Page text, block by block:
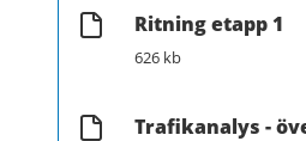
Ritning etapp 1
626 kb
Trafikanalys -